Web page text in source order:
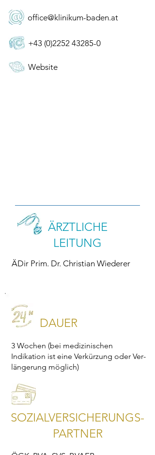
office@klinikum-baden.at
+43 (0)2252 43285-0
Website
ÄRZTLICHE
LEITUNG
ÄDir Prim. Dr. Christian Wiederer
DAUER
3 Wochen (bei medizinischen
Indikation ist eine Ver­kürzung oder Ver­
längerung möglich)
SOZIALVERSICHERUNGS-
PARTNER